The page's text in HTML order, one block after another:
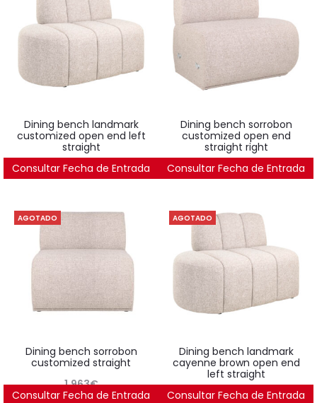
dining bench landmark
customized open end left
straight
1.805€
Consultar Fecha de Entrada
dining bench sorrobon
customized open end
straight right
1.895€
Consultar Fecha de Entrada
AGOTADO
dining bench sorrobon
customized straight
1.963€
Consultar Fecha de Entrada
AGOTADO
dining bench landmark
cayenne brown open end
left straight
1.805€
Consultar Fecha de Entrada